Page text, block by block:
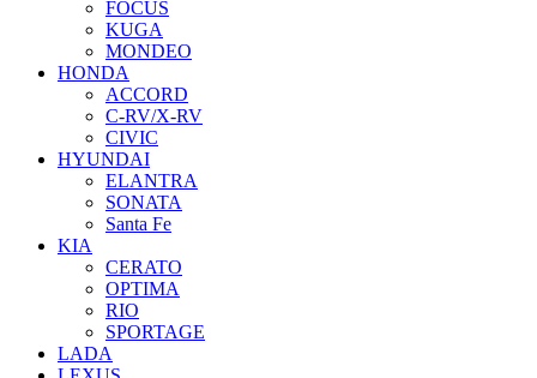
FOCUS
KUGA
MONDEO
HONDA
ACCORD
C-RV/X-RV
CIVIC
HYUNDAI
ELANTRA
SONATA
Santa Fe
KIA
CERATO
OPTIMA
RIO
SPORTAGE
LADA